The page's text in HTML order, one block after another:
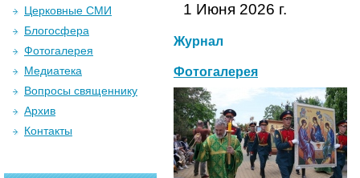
1 Июня 2026 г.
Журнал
Фотогалерея
Церковные СМИ
Блогосфера
Фотогалерея
Медиатека
Вопросы священнику
Архив
Контакты